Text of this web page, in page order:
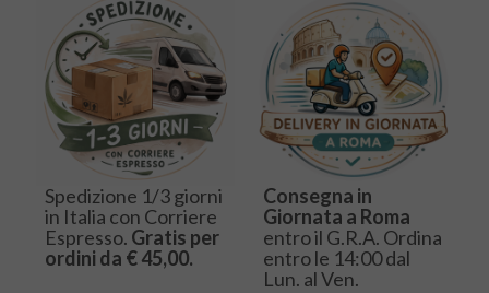
Spedizione 1/3 giorni
in Italia con Corriere
Espresso. Gratis per
ordini da € 45,00.
Consegna in
Giornata a Roma
entro il G.R.A. Ordina
entro le 14:00 dal
Lun. al Ven.